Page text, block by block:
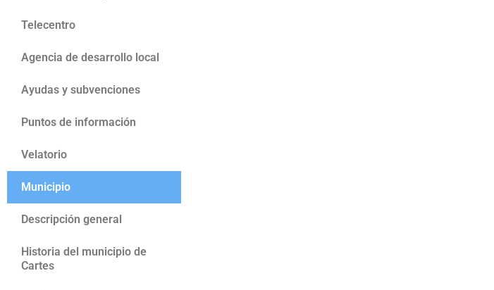
Telecentro
Agencia de desarrollo local
Ayudas y subvenciones
Puntos de información
Velatorio
Municipio
Descripción general
Historia del municipio de
Cartes